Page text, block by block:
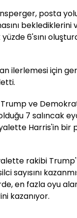
posta
beklediklerini
6'sını
ilerlemesi için
ve
7 salıncak
Harris'in bir
rakibi
sayısını
en fazla oyu
kazanıyor.